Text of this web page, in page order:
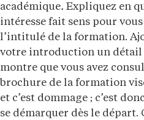
académique. Expliquez en
intéresse fait sens pour
l’intitulé de la formation.
votre introduction un détail
montre que vous avez
brochure de la formation
et c’est dommage ; c’est
se démarquer dès le